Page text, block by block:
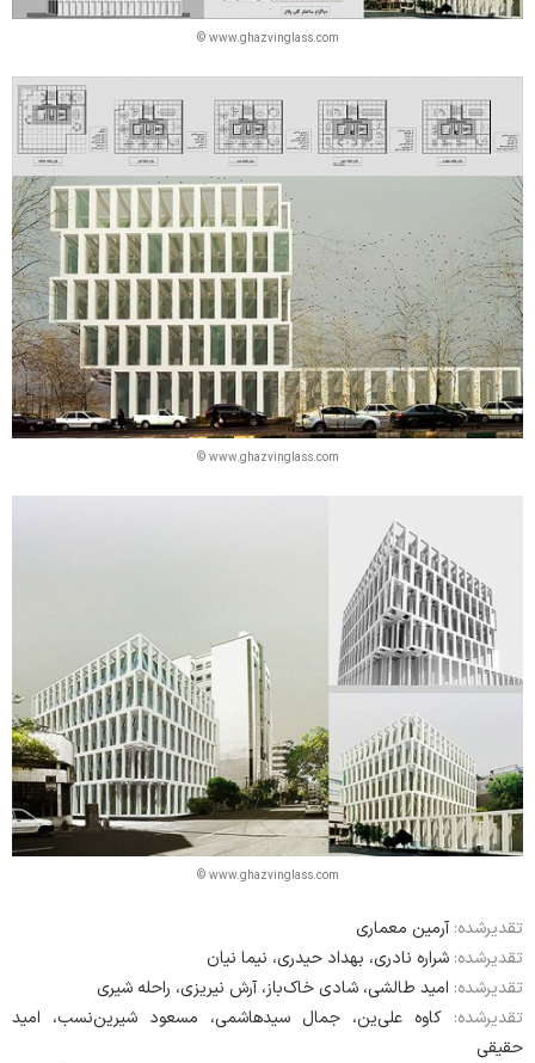
© www.ghazvinglass.com
© www.ghazvinglass.com
© www.ghazvinglass.com
تقدیرشده: آرمین معماری
تقدیرشده: شراره نادری، بهداد حیدری، نیما نیان
تقدیرشده: امید طالشی، شادی خاک‌باز، آرش نیریزی، راحله شیری
تقدیرشده: کاوه علی‌ین، جمال سیدهاشمی، مسعود شیرین‌نسب، امید
حقیقی